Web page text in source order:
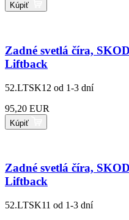
Kúpiť
Zadné svetlá číra,
Liftback
52.LTSK12 od 1-3 dní
95,20 EUR
Kúpiť
Zadné svetlá číra,
Liftback
52.LTSK11 od 1-3 dní